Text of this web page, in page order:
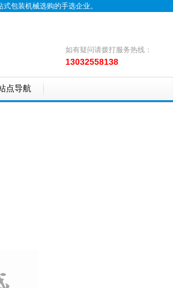
式包装机械选购的手选企业。
如有疑问请拨打服务热线：
13032558138
点导航